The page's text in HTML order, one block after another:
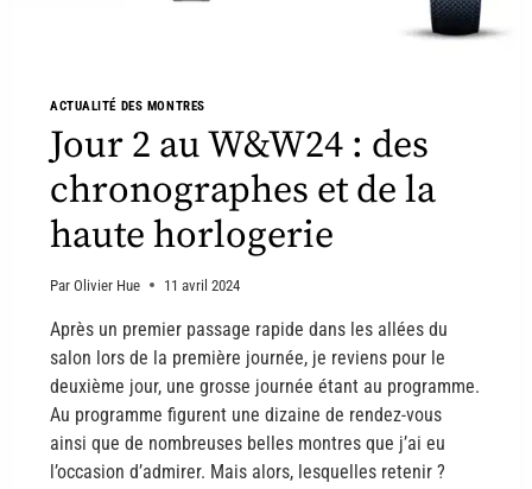
ACTUALITÉ DES MONTRES
Jour 2 au W&W24 : des
chronographes et de la
haute horlogerie
Par Olivier Hue 11 avril 2024
Après un premier passage rapide dans les allées du
salon lors de la première journée, je reviens pour le
deuxième jour, une grosse journée étant au programme.
Au programme figurent une dizaine de rendez-vous
ainsi que de nombreuses belles montres que j’ai eu
l’occasion d’admirer. Mais alors, lesquelles retenir ?